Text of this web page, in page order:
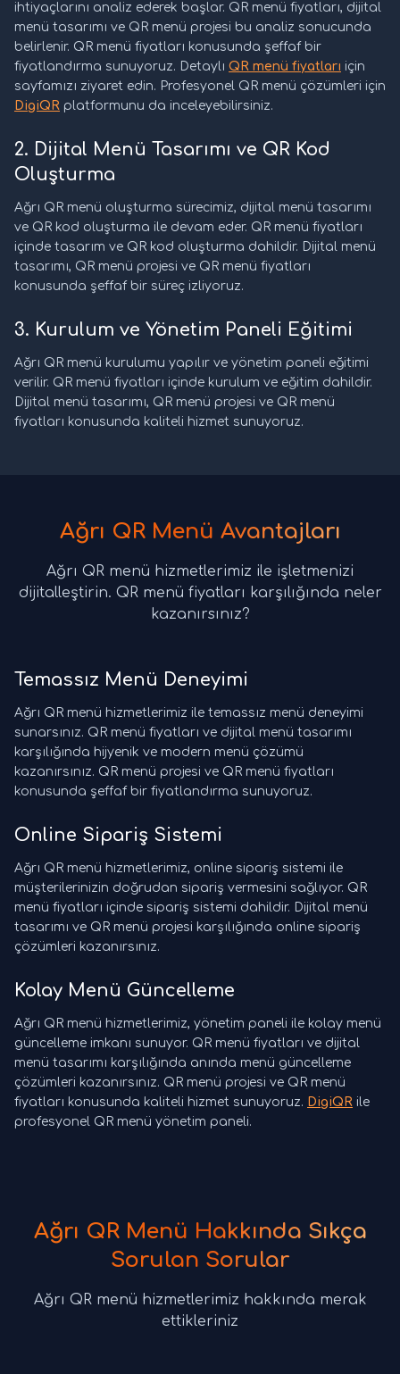
ihtiyaçlarını analiz ederek başlar. QR menü fiyatları, dijital
menü tasarımı ve QR menü projesi bu analiz sonucunda
belirlenir. QR menü fiyatları konusunda şeffaf bir
fiyatlandırma sunuyoruz. Detaylı QR menü fiyatları için
sayfamızı ziyaret edin. Profesyonel QR menü çözümleri için
DigiQR platformunu da inceleyebilirsiniz.
2. Dijital Menü Tasarımı ve QR Kod
Oluşturma
Ağrı QR menü oluşturma sürecimiz, dijital menü tasarımı
ve QR kod oluşturma ile devam eder. QR menü fiyatları
içinde tasarım ve QR kod oluşturma dahildir. Dijital menü
tasarımı, QR menü projesi ve QR menü fiyatları
konusunda şeffaf bir süreç izliyoruz.
3. Kurulum ve Yönetim Paneli Eğitimi
Ağrı QR menü kurulumu yapılır ve yönetim paneli eğitimi
verilir. QR menü fiyatları içinde kurulum ve eğitim dahildir.
Dijital menü tasarımı, QR menü projesi ve QR menü
fiyatları konusunda kaliteli hizmet sunuyoruz.
Ağrı QR Menü Avantajları
Ağrı QR menü hizmetlerimiz ile işletmenizi
dijitalleştirin. QR menü fiyatları karşılığında neler
kazanırsınız?
Temassız Menü Deneyimi
Ağrı QR menü hizmetlerimiz ile temassız menü deneyimi
sunarsınız. QR menü fiyatları ve dijital menü tasarımı
karşılığında hijyenik ve modern menü çözümü
kazanırsınız. QR menü projesi ve QR menü fiyatları
konusunda şeffaf bir fiyatlandırma sunuyoruz.
Online Sipariş Sistemi
Ağrı QR menü hizmetlerimiz, online sipariş sistemi ile
müşterilerinizin doğrudan sipariş vermesini sağlıyor. QR
menü fiyatları içinde sipariş sistemi dahildir. Dijital menü
tasarımı ve QR menü projesi karşılığında online sipariş
çözümleri kazanırsınız.
Kolay Menü Güncelleme
Ağrı QR menü hizmetlerimiz, yönetim paneli ile kolay menü
güncelleme imkanı sunuyor. QR menü fiyatları ve dijital
menü tasarımı karşılığında anında menü güncelleme
çözümleri kazanırsınız. QR menü projesi ve QR menü
fiyatları konusunda kaliteli hizmet sunuyoruz. DigiQR ile
profesyonel QR menü yönetim paneli.
Ağrı QR Menü Hakkında Sıkça
Sorulan Sorular
Ağrı QR menü hizmetlerimiz hakkında merak
ettikleriniz